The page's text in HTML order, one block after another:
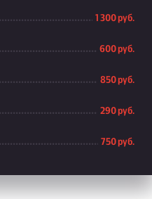
1 300 руб.
600 руб.
850 руб.
290 руб.
750 руб.